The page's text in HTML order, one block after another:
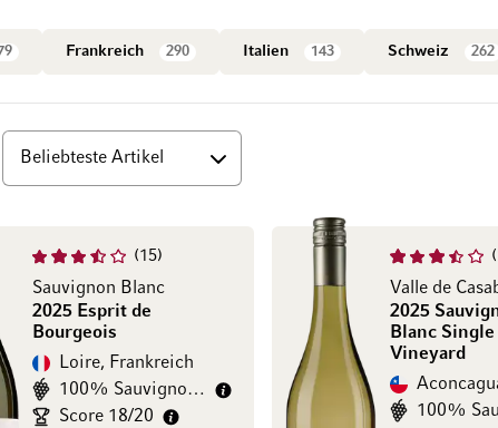
Frankreich 290 Italien 143 Schweiz 262
15
Sauvignon Blanc
2025 Esprit de
Bourgeois
Loire, Frankreich
100% Sauvignon Blanc
Score 18/20
2025
Blanc Single
Vineyard